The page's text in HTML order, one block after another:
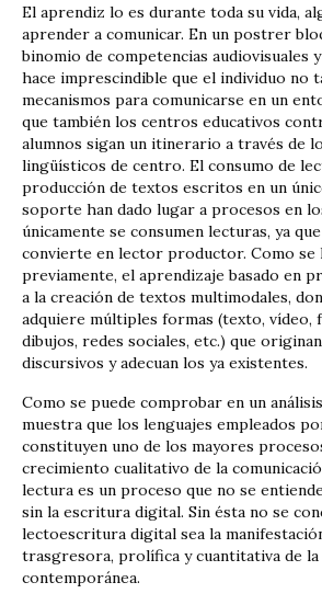
El aprendiz lo es durante toda su vida,
aprender a comunicar. En un postrer
binomio de competencias audiovisuales
hace imprescindible que el individuo no
mecanismos para comunicarse en un
que también los centros educativos
alumnos sigan un itinerario a través de
lingüísticos de centro. El consumo de
producción de textos escritos en un
soporte han dado lugar a procesos en
únicamente se consumen lecturas, ya
convierte en lector productor. Como se
previamente, el aprendizaje basado en
a la creación de textos multimodales,
adquiere múltiples formas (texto, vídeo,
dibujos, redes sociales, etc.) que
discursivos y adecuan los ya existentes.
Como se puede comprobar en un
muestra que los lenguajes empleados
constituyen uno de los mayores
crecimiento cualitativo de la
lectura es un proceso que no se
sin la escritura digital. Sin ésta no se
lectoescritura digital sea la
trasgresora, prolífica y cuantitativa de la
contemporánea.